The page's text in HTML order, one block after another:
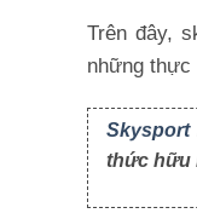
Trên đây,
những thực
Skysport
thức hữu